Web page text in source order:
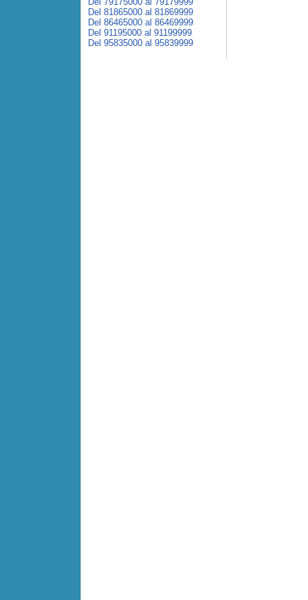
Del 81865000 al 81869999
Del 86465000 al 86469999
Del 91195000 al 91199999
Del 95835000 al 95839999